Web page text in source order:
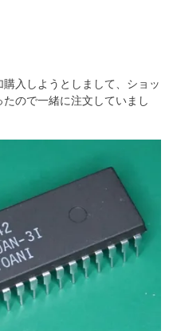
購入しようとしまして、ショッ
ので一緒に注文していまし